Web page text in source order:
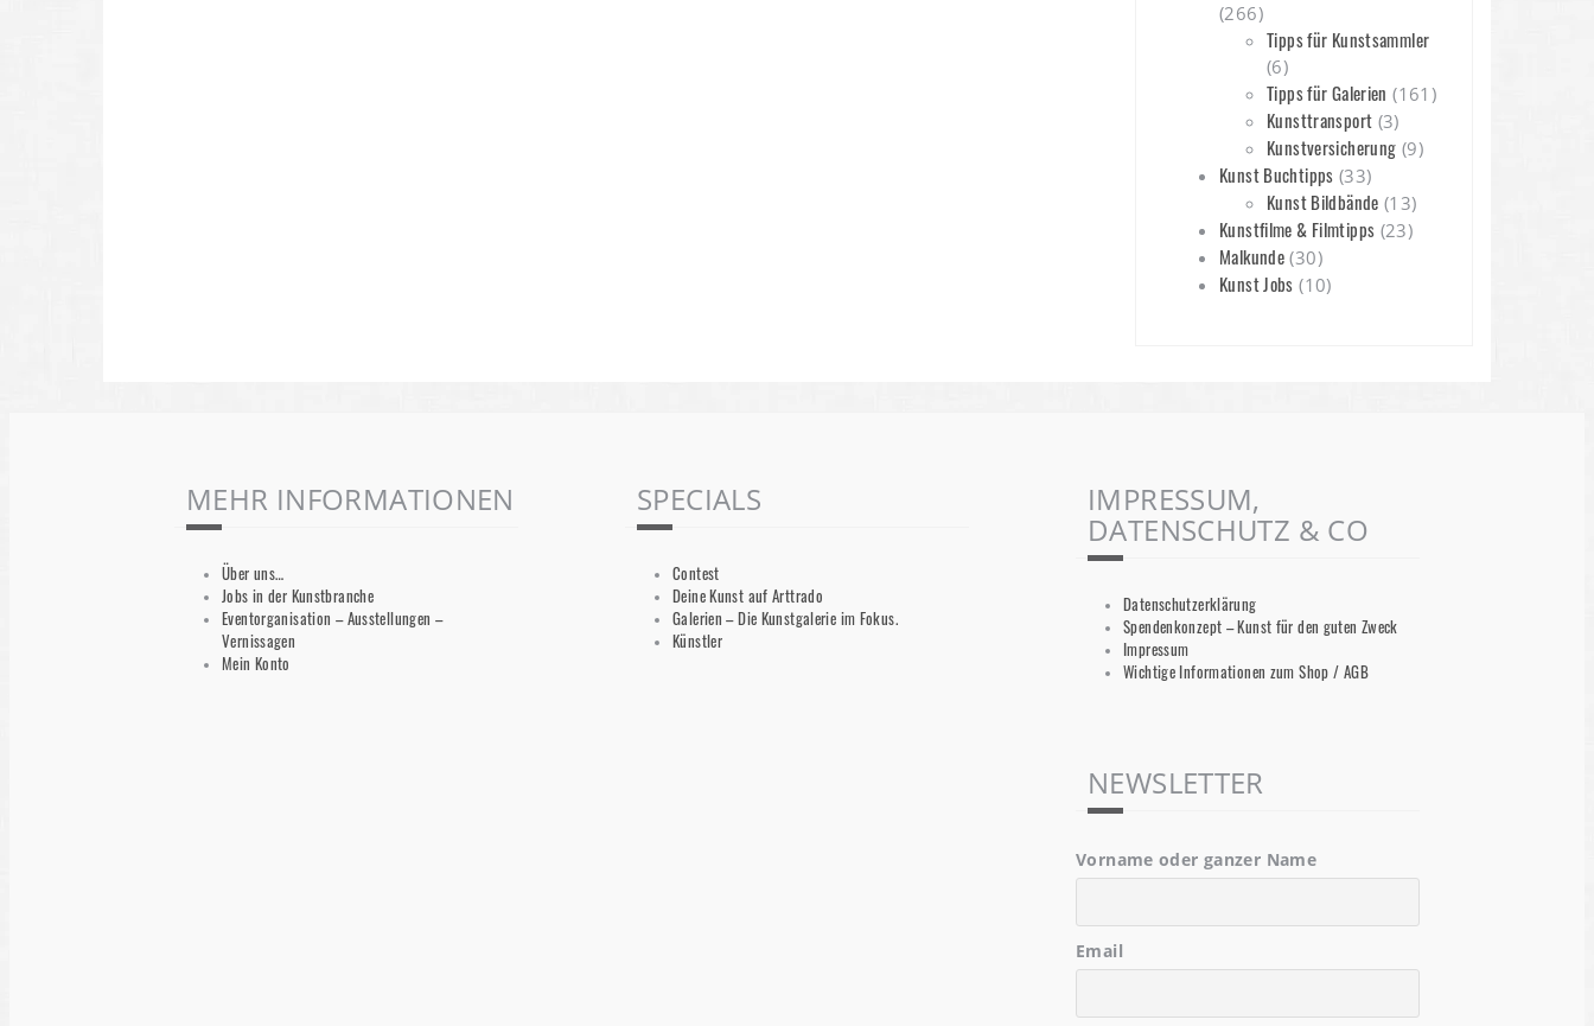
(266)
Tipps für Kunstsammler
(6)
Tipps für Galerien (161)
Kunsttransport (3)
Kunstversicherung (9)
Kunst Buchtipps (33)
Kunst Bildbände (13)
Kunstfilme & Filmtipps (23)
Malkunde (30)
Kunst Jobs (10)
MEHR INFORMATIONEN
Über uns…
Jobs in der Kunstbranche
Eventorganisation – Ausstellungen –
Vernissagen
Mein Konto
SPECIALS
Contest
Deine Kunst auf Arttrado
Galerien – Die Kunstgalerie im Fokus.
Künstler
IMPRESSUM,
DATENSCHUTZ & CO
Datenschutzerklärung
Spendenkonzept – Kunst für den guten Zweck
Impressum
Wichtige Informationen zum Shop / AGB
NEWSLETTER
Vorname oder ganzer Name
Email